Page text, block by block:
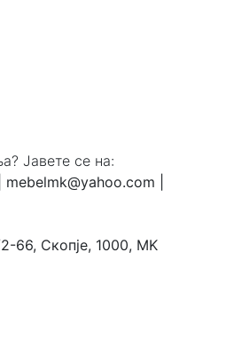
Јавете се на:
mebelmk@yahoo.com
66, Скопје, 1000, MK